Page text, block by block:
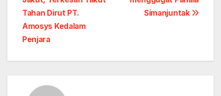
Simanjuntak
Tahan Dirut PT.
Amosys Kedalam
Penjara